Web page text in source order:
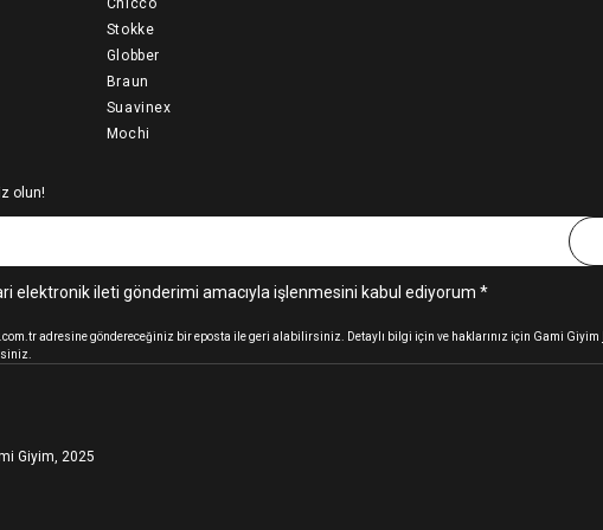
Stokke
Globber
Braun
Suavinex
Mochi
olun!
elektronik ileti gönderimi amacıyla işlenmesini kabul ediyorum *
adresine göndereceğiniz bir eposta ile geri alabilirsiniz. Detaylı bilgi için ve haklarınız için Gami Giyim
Giyim, 2025